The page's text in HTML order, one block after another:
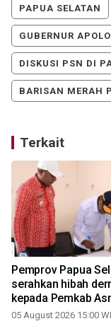
PAPUA SELATAN
GUBERNUR APOLO
DISKUSI PSN DI
BARISAN MERAH
Terkait
Pemprov Papua
serahkan hibah
kepada Pemkab
05 August 2026 15:00